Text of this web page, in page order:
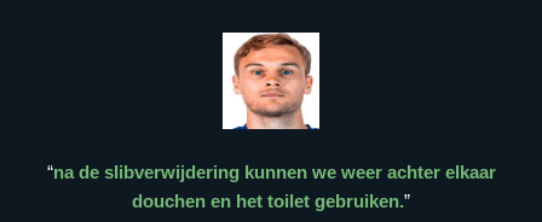
“na de slibverwijdering kunnen we weer achter elkaar
douchen en het toilet gebruiken.”